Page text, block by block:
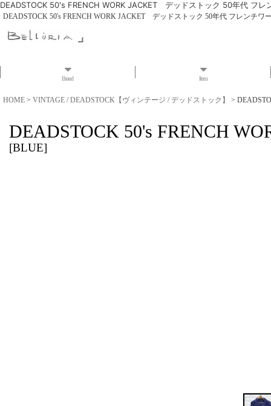
DEADSTOCK 50's FRENCH WORK JACKET デッドストック 50年代 フレ
DEADSTOCK 50's FRENCH WORK JACKET デッドストック 50年代 フレンチワ
Brand Item
HOME > VINTAGE / DEADSTOCK【ヴィンテージ / デッドストック】 >
DEADSTOCK 50's FRENCH
[BLUE]